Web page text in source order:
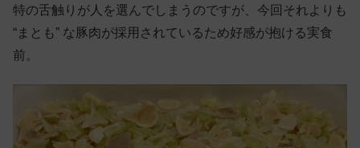
特の舌触りが人を選んでしまうのですが、今回それよりも
“まとも” な豚肉が採用されているため好感が抱ける実食
前。